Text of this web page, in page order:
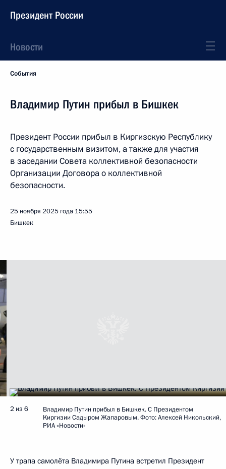
Президент России
Новости
События
Владимир Путин прибыл в Бишкек
Президент России прибыл в Киргизскую Республику
с государственным визитом, а также для участия
в заседании Совета коллективной безопасности
Организации Договора о коллективной
безопасности.
25 ноября 2025 года 15:55
Бишкек
2 из 6
Владимир Путин прибыл в Бишкек. С Президентом
Киргизии Садыром Жапаровым. Фото: Алексей Никольский,
РИА «Новости»
У трапа самолёта Владимира Путина встретил Президент